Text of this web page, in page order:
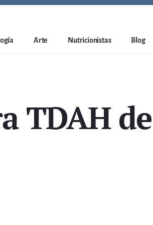
Arte Nutricionistas Blog
TDAH de